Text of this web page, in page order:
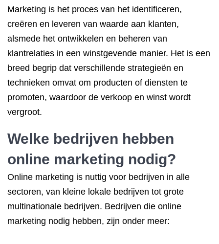
Marketing is het proces van het identificeren,
creëren en leveren van waarde aan klanten,
alsmede het ontwikkelen en beheren van
klantrelaties in een winstgevende manier. Het is een
breed begrip dat verschillende strategieën en
technieken omvat om producten of diensten te
promoten, waardoor de verkoop en winst wordt
vergroot.
Welke bedrijven hebben
online marketing nodig?
Online marketing is nuttig voor bedrijven in alle
sectoren, van kleine lokale bedrijven tot grote
multinationale bedrijven. Bedrijven die online
marketing nodig hebben, zijn onder meer: